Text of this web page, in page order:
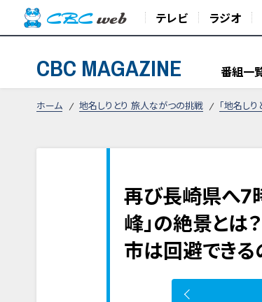
テレビ ラジオ
CBC MAGAZINE 番組一
ホーム 地名しりとり 旅人ながつの挑戦 「地名し
再び長崎県へ7
峰」の絶景とは
市は回避できる